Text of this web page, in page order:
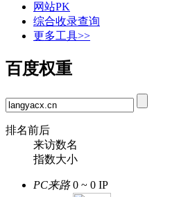
网站PK
综合收录查询
更多工具>>
百度权重
排名前后
来访数名
指数大小
PC来路 0 ~ 0 IP